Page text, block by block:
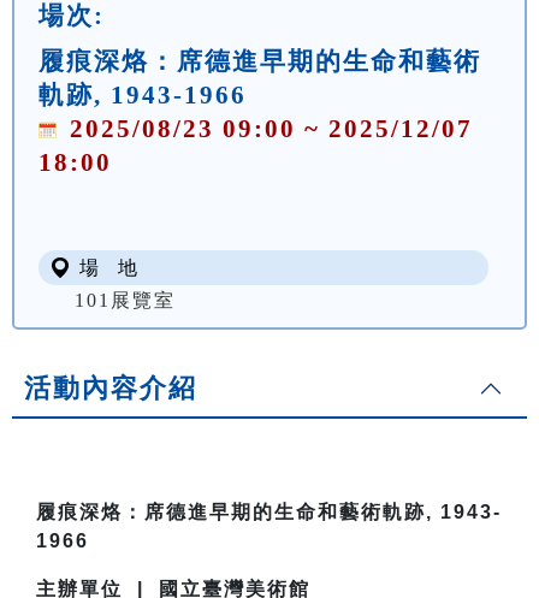
場次:
履痕深烙：席德進早期的生命和藝術
軌跡, 1943-1966
2025/08/23 09:00 ~ 2025/12/07
18:00
場 地
101展覽室
活動內容介紹
履痕深烙：席德進早期的生命和藝術軌跡, 1943-
1966
主辦單位 | 國立臺灣美術館